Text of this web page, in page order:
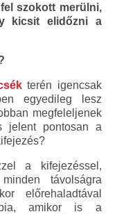
szokott merülni,
kicsit elidőzni a
terén igencsak
egyedileg lesz
megfeleljenek
jelent pontosan a
a kifejezéssel,
távolságra
előrehaladtával
amikor is a